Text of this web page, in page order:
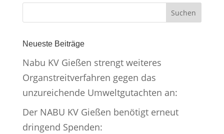
Neueste Beiträge
Nabu KV Gießen strengt weiteres
Organstreitverfahren gegen das
unzureichende Umweltgutachten an:
Der NABU KV Gießen benötigt erneut
dringend Spenden: